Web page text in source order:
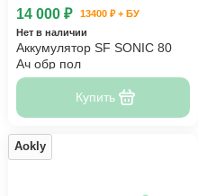
14 000 ₽
13400 ₽ + БУ
Нет в наличии
Аккумулятор SF SONIC 80
Ач обр пол
Купить
Aokly